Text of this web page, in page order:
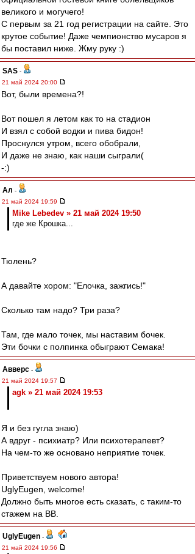
великого и могучего!
С первым за 21 год регистрации на сайте. Это
крутое событие! Даже чемпионство мусаров я
бы поставил ниже. Жму руку :)
SAS -
21 май 2024 20:00
Вот, были времена?!
Вот пошел я летом как то на стадион
И взял с собой водки и пива бидон!
Проснулся утром, всего обобрали,
И даже не знаю, как наши сыграли(
-:)
Ал -
21 май 2024 19:59
Mike Lebedev » 21 май 2024 19:50
где же Крошка...
Тюлень?
А давайте хором: "Елочка, зажгись!"
Сколько там надо? Три раза?
Там, где мало точек, мы наставим бочек.
Эти бочки с полпинка обыграют Семака!
Авверс -
21 май 2024 19:57
agk » 21 май 2024 19:53
Я и без гугла знаю)
А вдруг - психиатр? Или психотерапевт?
На чем-то же основано неприятие точек.
Приветствуем нового автора!
UglyEugen, welcome!
Должно быть многое есть сказать, с таким-то
стажем на ВВ.
UglyEugen -
21 май 2024 19:56